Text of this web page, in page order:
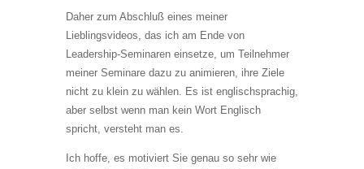
Daher zum Abschluß eines meiner
Lieblingsvideos, das ich am Ende von
Leadership-Seminaren einsetze, um Teilnehmer
meiner Seminare dazu zu animieren, ihre Ziele
nicht zu klein zu wählen. Es ist englischsprachig,
aber selbst wenn man kein Wort Englisch
spricht, versteht man es.
Ich hoffe, es motiviert Sie genau so sehr wie